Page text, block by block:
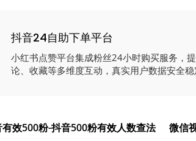
抖音24自助下单平台
小红书点赞平台集成粉丝24小时购买服务，
论、收藏等多维度互动，真实用户数据安全
效500粉-抖音500粉有效人数查法 微信